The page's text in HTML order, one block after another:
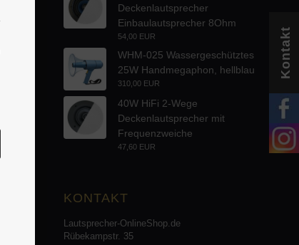
Kontakt
Deckenlautsprecher
Einbaulautsprecher 8Ohm
54,00 EUR
WHM-025 Wassergeschütztes
25W Handmegaphon, hellblau
310,00 EUR
40W HiFi 2-Wege
Deckenlautsprecher mit
Frequenzweiche
47,60 EUR
KONTAKT
Lautsprecher-OnlineShop.de
Rübekampstr. 35